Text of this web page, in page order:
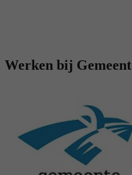
Werken bij